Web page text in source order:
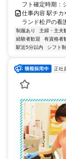
フト確定時期：
仕事内容 駅チ
ランド松戸の看
制服あり 主婦・主夫
経験者歓迎
有資格者
駅近5分以内
シフト制
正社